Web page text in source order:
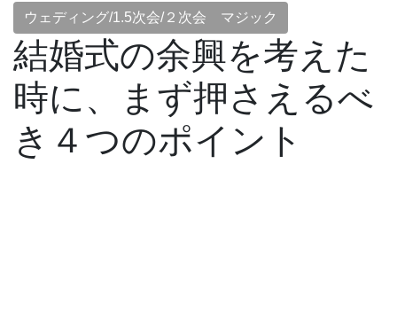
ウェディング/1.5次会/２次会 マジック
結婚式の余興を考えた
時に、まず押さえるべ
き４つのポイント